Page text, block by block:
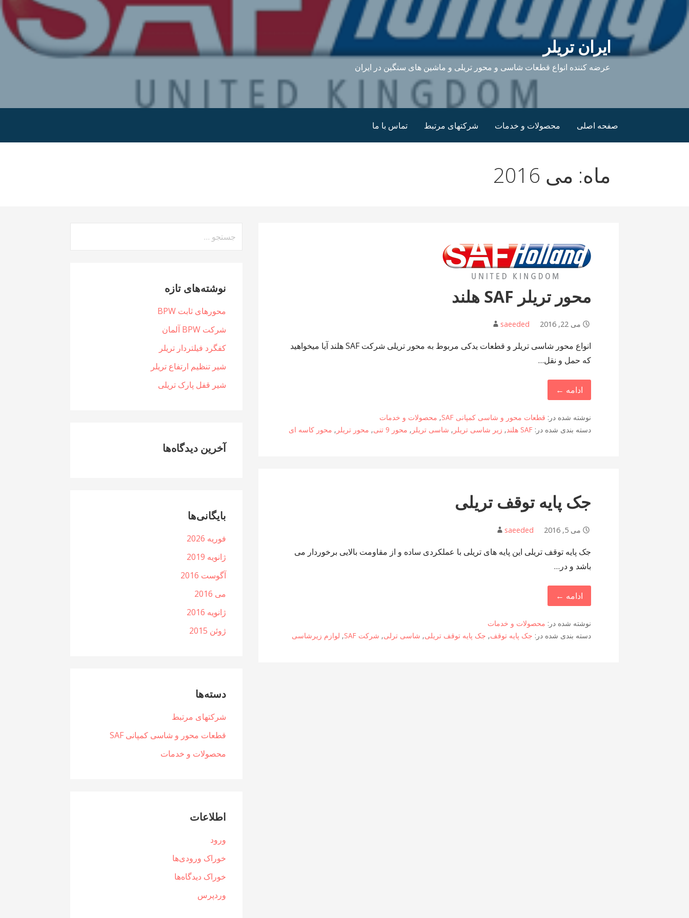
رفتن
به
محتوا
ایران تریلر
عرضه کننده انواع قطعات شاسی و محور تریلی و ماشین های سنگین در ایران
صفحه اصلی محصولات و خدمات شرکتهای مرتبط تماس با ما
ماه: می 2016
محور تریلر SAF هلند
می 22, 2016 saeeded
انواع محور شاسی تریلر و قطعات یدکی مربوط به محور تریلی شرکت SAF هلند آیا میخواهید
که حمل و نقل…
ادامه ←
نوشته شده در: قطعات محور و شاسی کمپانی SAF , محصولات و خدمات
دسته بندی شده در:SAF هلند , زیر شاسی تریلر , شاسی تریلر , محور 9 تنی , محور تریلر , محور کاسه ای
جک پایه توقف تریلی
می 5, 2016 saeeded
جک پایه توقف تریلی این پایه های تریلی با عملکردی ساده و از مقاومت بالایی برخوردار می
باشد و در…
ادامه ←
نوشته شده در: محصولات و خدمات
دسته بندی شده در: جک پایه توقف, جک پایه توقف تریلی, شاسی ترلی, شرکت SAF , لوازم زیرشاسی
برای:
نوشته‌های تازه
محورهای ثابت BPW
شرکت BPW آلمان
کفگرد فیلتردار تریلر
شیر تنظیم ارتفاع تریلر
شیر قفل پارک تریلی
آخرین دیدگاه‌ها
بایگانی‌ها
فوریه 2026
ژانویه 2019
آگوست 2016
می 2016
ژانویه 2016
ژوئن 2015
دسته‌ها
شرکتهای مرتبط
قطعات محور و شاسی کمپانی SAF
محصولات و خدمات
اطلاعات
ورود
خوراک ورودی‌ها
خوراک دیدگاه‌ها
وردپرس